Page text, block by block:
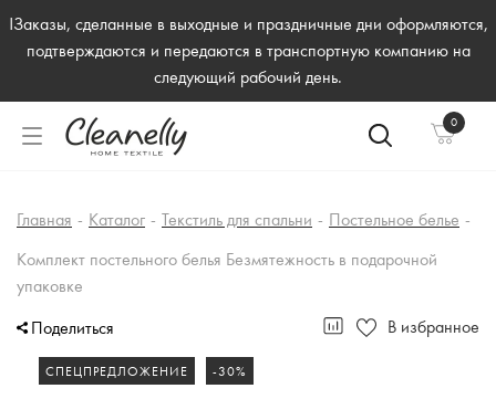
!Заказы, сделанные в выходные и праздничные дни оформляются,
подтверждаются и передаются в транспортную компанию на
следующий рабочий день.
0
Главная - Каталог - Текстиль для спальни - Постельное белье -
Комплект постельного белья Безмятежность в подарочной
упаковке
Поделиться В избранное
СПЕЦПРЕДЛОЖЕНИЕ -30%